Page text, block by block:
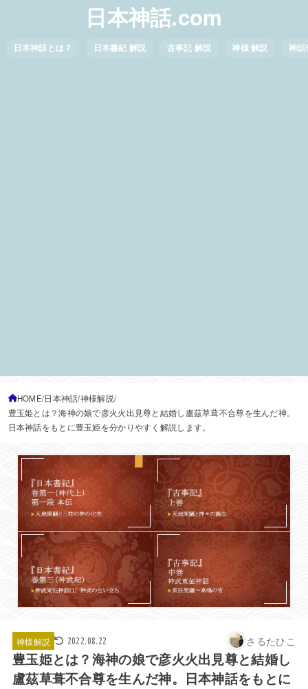
日本神話.com
日本神話とは？ 日本書紀 解説 古事記 解説 神様 解説 神話
HOME 日本神話 神様解説
豊玉姫とは？海神の娘で彦火火出見尊と結婚し盧茲草葺不合尊を生んだ神。
日本神話をもとに豊玉姫を分かりやすく解説します。
神様解説 2022.08.22 さるたひこ
豊玉姫とは？海神の娘で彦火火出見尊と結婚し
盧茲草葺不合尊を生んだ神。日本神話をもとに